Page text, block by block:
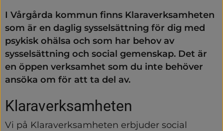
I Vårgårda kommun finns Klaraverksamheten
som är en daglig sysselsättning för dig med
psykisk ohälsa och som har behov av
sysselsättning och social gemenskap. Det är
en öppen verksamhet som du inte behöver
ansöka om för att ta del av.
Klaraverksamheten
Vi på Klaraverksamheten erbjuder social